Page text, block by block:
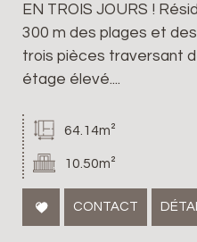
EN TROIS JOURS !
300 m des plages et
trois pièces traversant
étage élevé....
64.14m²
10.50m²
CONTACT